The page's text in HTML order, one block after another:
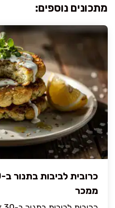
מתכונים נוספים:
ממכר